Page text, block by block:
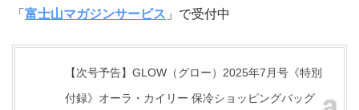
「 富士山マガジンサービス 」で受付中
【次号予告】GLOW（グロー）2025年7月号《特別
付録》オーラ・カイリー 保冷ショッピングバッグ